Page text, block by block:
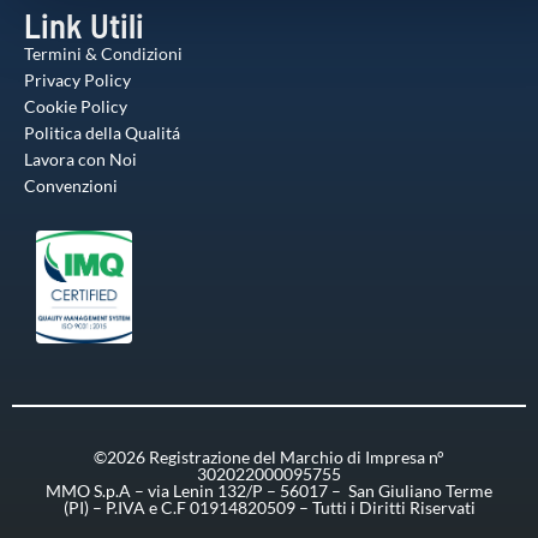
Link Utili
Termini & Condizioni
Privacy Policy
Cookie Policy
Politica della Qualitá
Lavora con Noi
Convenzioni
©2026 Registrazione del Marchio di Impresa n°
302022000095755
MMO S.p.A – via Lenin 132/P – 56017 – San Giuliano Terme
(PI) – P.IVA e C.F 01914820509 – Tutti i Diritti Riservati